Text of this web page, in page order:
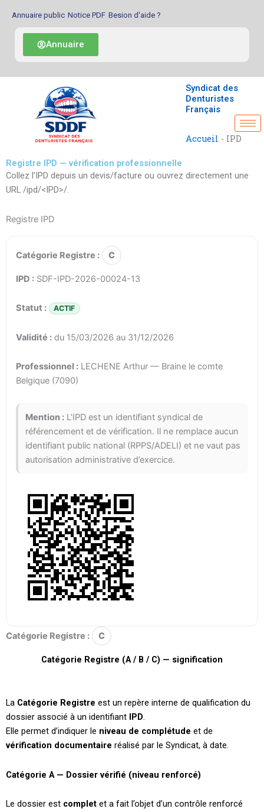
contenu
Annuaire public Notice PDF Besion d'aide ?
Annuaire
Syndicat des
Denturistes
Français
Accueil - IPD
Registre IPD — vérification professionnelle
Collez l’IPD depuis un devis/facture ou ouvrez directement une
URL /ipd/<IPD>/.
Registre IPD
Catégorie Registre : C
IPD : SDF-IPD-2026-00024-13
Statut : ACTIF
Validité : du 15/03/2026 au 31/12/2026
Professionnel : LECHENE Arthur — Braine le comte
Belgique (7090)
Mention : L’IPD est un identifiant syndical de
référencement et de vérification. Il ne remplace aucun
identifiant public national (RPPS/ADELI) et ne vaut pas
autorisation administrative d’exercice.
Catégorie Registre : C
Catégorie Registre (A / B / C) — signification
La Catégorie Registre est un repère interne de qualification du
dossier associé à un identifiant IPD.
Elle permet d’indiquer le niveau de complétude et de
vérification documentaire réalisé par le Syndicat, à date.
Catégorie A — Dossier vérifié (niveau renforcé)
Le dossier est complet et a fait l’objet d’un contrôle renforcé